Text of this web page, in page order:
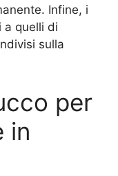
Infine, i
a quelli di
sulla
per
in